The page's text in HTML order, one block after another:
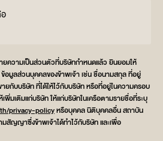
ยความเป็นส่วนตัวที่บริษัทกำหนดแล้ว ยินยอมให้
ข้อมูลส่วนบุคคลของข้าพเจ้า เช่น ชื่อนามสกุล ที่อยู่
ยกับบริษัท ที่ได้ให้ไว้กับบริษัท หรือที่อยู่ในความครอบ
พิ่มเติมแก่บริษัท ให้แก่บริษัทในเครือตามรายชื่อที่ระบุ
privacy-policyหรือบุคคล นิติบุคคลอื่น สถาบัน
สัญญาซึ่งข้าพเจ้าได้ทำไว้กับริษัท และเพื่อ